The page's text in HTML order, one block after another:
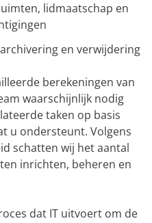
lidmaatschap en
en verwijdering
berekeningen van
waarschijnlijk nodig
taken op basis
u ondersteunt. Volgens
schatten wij het aantal
inrichten, beheren en
dat IT uitvoert om de